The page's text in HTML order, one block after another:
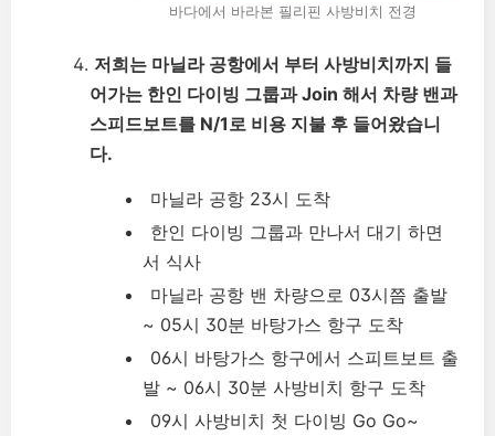
바다에서 바라본 필리핀 사방비치 전경
저희는 마닐라 공항에서 부터 사방비치까지 들
어가는 한인 다이빙 그룹과 Join 해서 차량 밴과
스피드보트를 N/1로 비용 지불 후 들어왔습니
다.
마닐라 공항 23시 도착
한인 다이빙 그룹과 만나서 대기 하면
서 식사
마닐라 공항 밴 차량으로 03시쯤 출발
~ 05시 30분 바탕가스 항구 도착
06시 바탕가스 항구에서 스피트보트 출
발 ~ 06시 30분 사방비치 항구 도착
09시 사방비치 첫 다이빙 Go Go~